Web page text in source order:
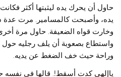
حاول أن يحرك يده ليثبتها أكثر
يده، وأصبحت كالمسامير. مرت عدة
وخارت قواه الضعيفة. حاول مرة
واستطاع بصعوبة أن يلف رجليه حول
وراحة حيث خف الضغط عن يديه.
ياإلهي كدت أسقط!. قالها في نفسه